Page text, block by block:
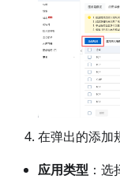
在弹出的添加
应用类型 ：选